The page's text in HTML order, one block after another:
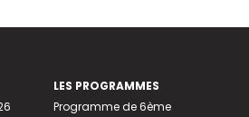
LES PROGRAMMES
Programme de 6ème